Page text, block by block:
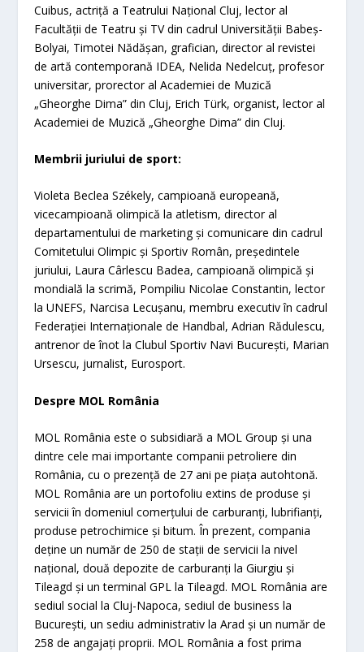
Cuibus, actriță a Teatrului Național Cluj, lector al
Facultății de Teatru și TV din cadrul Universității Babeș-
Bolyai, Timotei Nădășan, grafician, director al revistei
de artă contemporană IDEA, Nelida Nedelcuț, profesor
universitar, prorector al Academiei de Muzică
„Gheorghe Dima” din Cluj, Erich Türk, organist, lector al
Academiei de Muzică „Gheorghe Dima” din Cluj.
Membrii juriului de sport:
Violeta Beclea Székely, campioană europeană,
vicecampioană olimpică la atletism, director al
departamentului de marketing și comunicare din cadrul
Comitetului Olimpic și Sportiv Român, președintele
juriului, Laura Cârlescu Badea, campioană olimpică și
mondială la scrimă, Pompiliu Nicolae Constantin, lector
la UNEFS, Narcisa Lecușanu, membru executiv în cadrul
Federației Internaționale de Handbal, Adrian Rădulescu,
antrenor de înot la Clubul Sportiv Navi București, Marian
Ursescu, jurnalist, Eurosport.
Despre MOL România
MOL România este o subsidiară a MOL Group și una
dintre cele mai importante companii petroliere din
România, cu o prezență de 27 ani pe piața autohtonă.
MOL România are un portofoliu extins de produse și
servicii în domeniul comerțului de carburanți, lubrifianți,
produse petrochimice și bitum. În prezent, compania
deține un număr de 250 de stații de servicii la nivel
național, două depozite de carburanți la Giurgiu și
Tileagd și un terminal GPL la Tileagd. MOL România are
sediul social la Cluj-Napoca, sediul de business la
București, un sediu administrativ la Arad și un număr de
258 de angajați proprii. MOL România a fost prima